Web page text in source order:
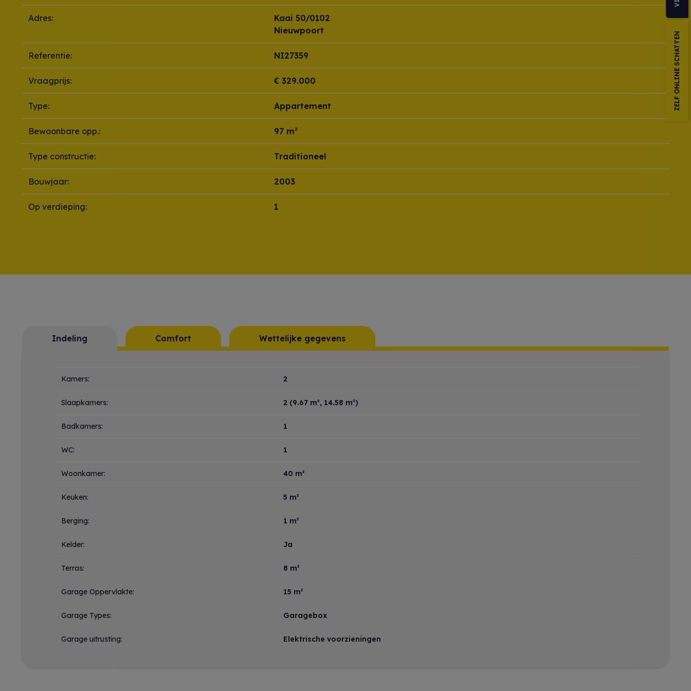
Adres:
Kaai 50/0102
Nieuwpoort
Referentie: NI27359
Vraagprijs: € 329.000
Type: Appartement
Bewoonbare opp.: 97 m²
Type constructie: Traditioneel
Bouwjaar: 2003
Op verdieping: 1
Indeling Comfort Wettelijke gegevens
Kamers: 2
Slaapkamers: 2 (9.67 m², 14.58 m²)
Badkamers: 1
WC: 1
Woonkamer: 40 m²
Keuken: 5 m²
Berging: 1 m²
Kelder: Ja
Terras: 8 m²
Garage Oppervlakte: 15 m²
Garage Types: Garagebox
Garage uitrusting: Elektrische voorzieningen
ZELF ONLINE SCHATTEN